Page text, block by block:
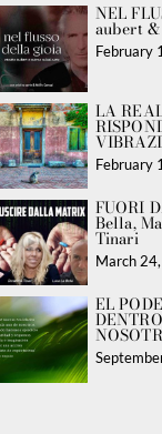
NEL
aubert
February
LA
February
FUORI
Bella,
Tinari
March
EL